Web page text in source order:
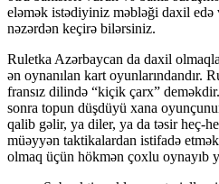
eləmək istədiyiniz məbləği daxil edə
nəzərdən keçirə bilərsiniz.
Ruletka Azərbaycan da daxil
ən oynanılan kart oyunlarındandır.
fransız dilində “kiçik çarx”
sonra topun düşdüyü xana
qalib gəlir, ya diler, ya da təsir heç-
müəyyən taktikalardan istifadə
olmaq üçün hökmən çoxlu oynayıb